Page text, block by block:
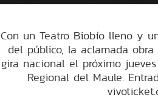
Con un Teatro Biobío lleno y
del público, la aclamada
gira nacional el próximo
Regional del Maule.